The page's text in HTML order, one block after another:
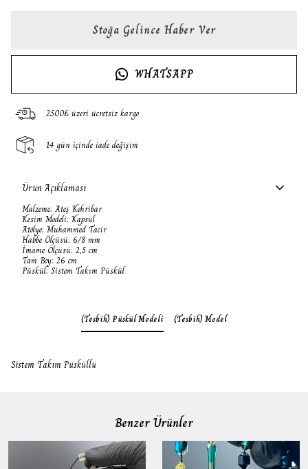
Stoğa Gelince Haber Ver
WHATSAPP
2500₺ üzeri ücretsiz kargo
14 gün içinde iade değişim
Ürün Açıklaması
Malzeme: Ateş Kehribar
Kesim Modeli: Kapsül
Atölye: Muhammed Tacir
Habbe Ölçüsü: 6/8 mm
İmame Ölçüsü: 2,5 cm
Tam Boy: 26 cm
Püskül: Sistem Takım Püskül
(Tesbih) Püskül Modeli (Tesbih) Model
Sistem Takım Püsküllü
Benzer Ürünler